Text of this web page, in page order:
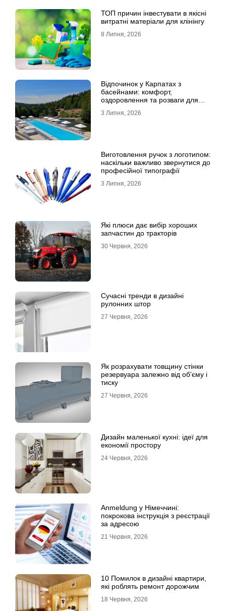
ТОП причин інвестувати в якісні
витратні матеріали для клінінгу
8 Липня, 2026
Відпочинок у Карпатах з
басейнами: комфорт,
оздоровлення та розваги для
3 Липня, 2026
Виготовлення ручок з логотипом:
наскільки важливо звернутися до
професійної типографії
3 Липня, 2026
Які плюси дає вибір хороших
запчастин до тракторів
30 Червня, 2026
Сучасні тренди в дизайні
рулонних штор
27 Червня, 2026
Як розрахувати товщину стінки
резервуара залежно від об’єму і
тиску
27 Червня, 2026
Дизайн маленької кухні: ідеї для
економії простору
24 Червня, 2026
Anmeldung у Німеччині:
покрокова інструкція з реєстрації
за адресою
21 Червня, 2026
10 Помилок в дизайні квартири,
які роблять ремонт дорожчим
18 Червня, 2026